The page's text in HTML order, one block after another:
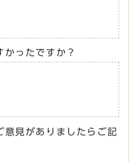
かったですか？
意見がありましたらご記